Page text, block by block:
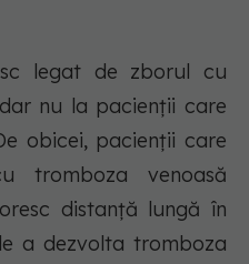
legat de zborul cu
nu la pacienții care
obicei, pacienții care
tromboza venoasă
distanță lungă în
a dezvolta tromboza